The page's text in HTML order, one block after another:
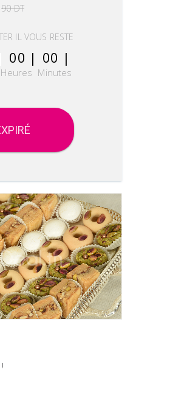
90 DT
IL VOUS RESTE
00 | 00 |
Heures Minutes